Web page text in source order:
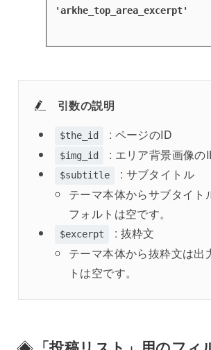
'arkhe_top_area_excerpt'
引数の説明
$the_id : ページのID
$img_id : エリア背景画像の
$subtitle
: サブタイトル
テーマ本体からサブタイト
フォルトは空です。
$excerpt
: 抜粋文
テーマ本体から抜粋文は出
トは空です。